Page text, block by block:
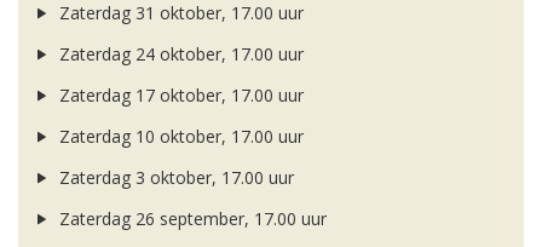
Zaterdag 31 oktober, 17.00 uur
Zaterdag 24 oktober, 17.00 uur
Zaterdag 17 oktober, 17.00 uur
Zaterdag 10 oktober, 17.00 uur
Zaterdag 3 oktober, 17.00 uur
Zaterdag 26 september, 17.00 uur